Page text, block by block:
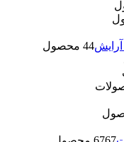
آرایش 44 محصول